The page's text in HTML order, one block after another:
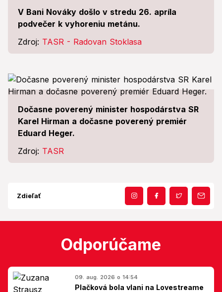
V Bani Nováky došlo v stredu 26. apríla
podvečer k vyhoreniu metánu.
Zdroj: TASR - Radovan Stoklasa
Dočasne poverený minister hospodárstva SR
Karel Hirman a dočasne poverený premiér
Eduard Heger.
Zdroj: TASR
Zdieľať
Odporúčame
09. aug. 2026 o 14:54
Plačková bola vlani na Lovestreame